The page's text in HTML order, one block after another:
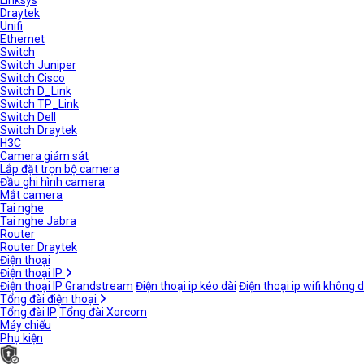
Draytek
Unifi
Ethernet
Switch
Switch Juniper
Switch Cisco
Switch D_Link
Switch TP_Link
Switch Dell
Switch Draytek
H3C
Camera giám sát
Lắp đặt trọn bộ camera
Đầu ghi hình camera
Mắt camera
Tai nghe
Tai nghe Jabra
Router
Router Draytek
Điện thoại
Điện thoại IP
Điện thoại IP Grandstream Điện thoại ip kéo dài Điện thoại ip wifi không
Tổng đài điện thoại
Tổng đài IP Tổng đài Xorcom
Máy chiếu
Phụ kiện